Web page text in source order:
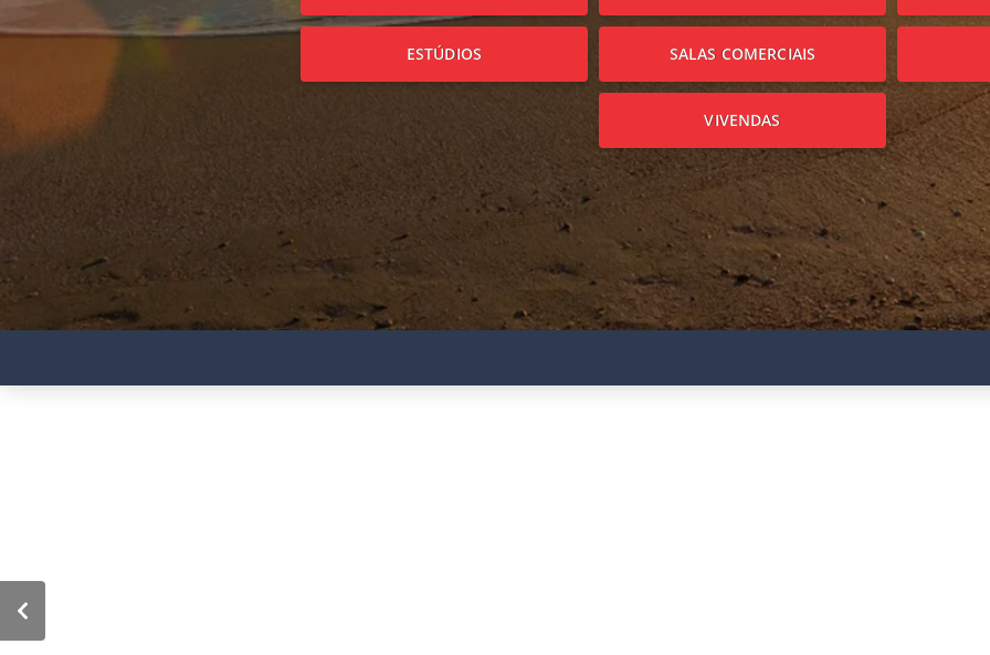
ESTÚDIOS SALAS COMERCIAIS
VIVENDAS